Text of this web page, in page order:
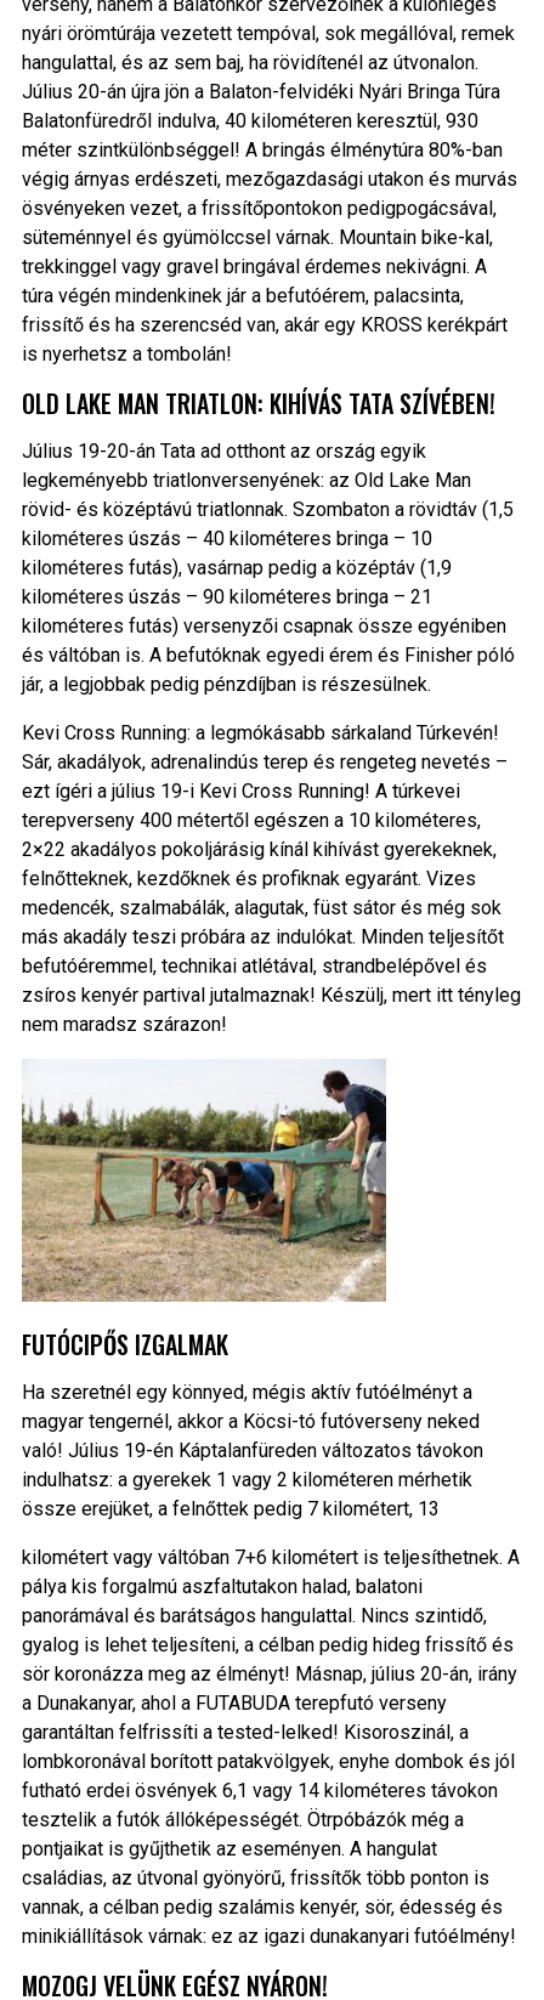
nyári örömtúrája vezetett tempóval, sok megállóval, remek
hangulattal, és az sem baj, ha rövidítenél az útvonalon.
Július 20-án újra jön a Balaton-felvidéki Nyári Bringa Túra
Balatonfüredről indulva, 40 kilométeren keresztül, 930
méter szintkülönbséggel! A bringás élménytúra 80%-ban
végig árnyas erdészeti, mezőgazdasági utakon és murvás
ösvényeken vezet, a frissítőpontokon pedigpogácsával,
süteménnyel és gyümölccsel várnak. Mountain bike-kal,
trekkinggel vagy gravel bringával érdemes nekivágni. A
túra végén mindenkinek jár a befutóérem, palacsinta,
frissítő és ha szerencséd van, akár egy KROSS kerékpárt
is nyerhetsz a tombolán!
OLD LAKE MAN TRIATLON: KIHÍVÁS TATA SZÍVÉBEN!
Július 19-20-án Tata ad otthont az ország egyik
legkeményebb triatlonversenyének: az Old Lake Man
rövid- és középtávú triatlonnak. Szombaton a rövidtáv (1,5
kilométeres úszás – 40 kilométeres bringa – 10
kilométeres futás), vasárnap pedig a középtáv (1,9
kilométeres úszás – 90 kilométeres bringa – 21
kilométeres futás) versenyzői csapnak össze egyéniben
és váltóban is. A befutóknak egyedi érem és Finisher póló
jár, a legjobbak pedig pénzdíjban is részesülnek.
Kevi Cross Running: a legmókásabb sárkaland Túrkevén!
Sár, akadályok, adrenalindús terep és rengeteg nevetés –
ezt ígéri a július 19-i Kevi Cross Running! A túrkevei
terepverseny 400 métertől egészen a 10 kilométeres,
2×22 akadályos pokoljárásig kínál kihívást gyerekeknek,
felnőtteknek, kezdőknek és profiknak egyaránt. Vizes
medencék, szalmabálák, alagutak, füst sátor és még sok
más akadály teszi próbára az indulókat. Minden teljesítőt
befutóéremmel, technikai atlétával, strandbelépővel és
zsíros kenyér partival jutalmaznak! Készülj, mert itt tényleg
nem maradsz szárazon!
FUTÓCIPŐS IZGALMAK
Ha szeretnél egy könnyed, mégis aktív futóélményt a
magyar tengernél, akkor a Köcsi-tó futóverseny neked
való! Július 19-én Káptalanfüreden változatos távokon
indulhatsz: a gyerekek 1 vagy 2 kilométeren mérhetik
össze erejüket, a felnőttek pedig 7 kilométert, 13
kilométert vagy váltóban 7+6 kilométert is teljesíthetnek. A
pálya kis forgalmú aszfaltutakon halad, balatoni
panorámával és barátságos hangulattal. Nincs szintidő,
gyalog is lehet teljesíteni, a célban pedig hideg frissítő és
sör koronázza meg az élményt! Másnap, július 20-án, irány
a Dunakanyar, ahol a FUTABUDA terepfutó verseny
garantáltan felfrissíti a tested-lelked! Kisoroszinál, a
lombkoronával borított patakvölgyek, enyhe dombok és jól
futható erdei ösvények 6,1 vagy 14 kilométeres távokon
tesztelik a futók állóképességét. Ötrpóbázók még a
pontjaikat is gyűjthetik az eseményen. A hangulat
családias, az útvonal gyönyörű, frissítők több ponton is
vannak, a célban pedig szalámis kenyér, sör, édesség és
minikiállítások várnak: ez az igazi dunakanyari futóélmény!
MOZOGJ VELÜNK EGÉSZ NYÁRON!